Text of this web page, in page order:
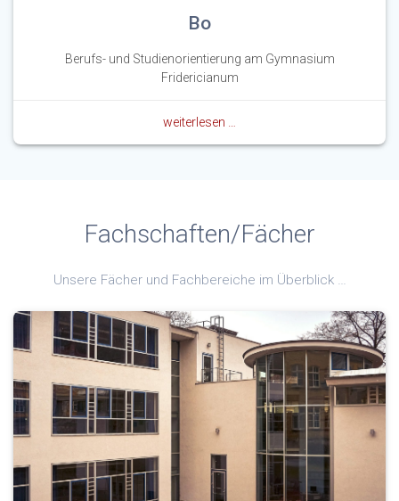
Bo
Berufs- und Studienorientierung am Gymnasium
Fridericianum
weiterlesen …
Fachschaften/Fächer
Unsere Fächer und Fachbereiche im Überblick …